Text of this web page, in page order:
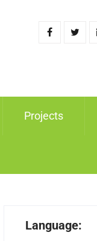
Projects
Language: